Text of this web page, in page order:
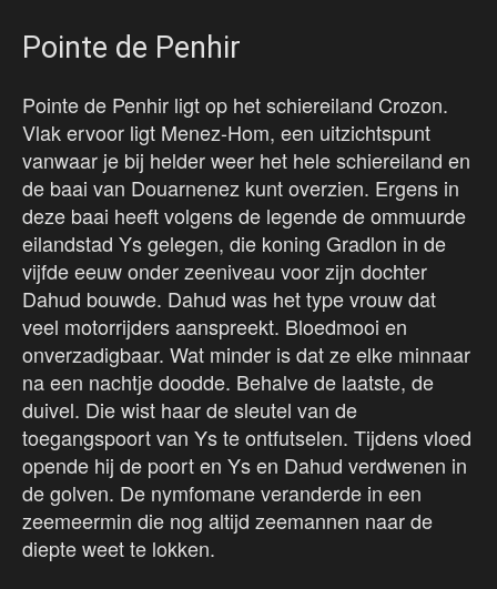
Pointe de Penhir
Pointe de Penhir ligt op het schiereiland Crozon.
Vlak ervoor ligt Menez-Hom, een uitzichtspunt
vanwaar je bij helder weer het hele schiereiland en
de baai van Douarnenez kunt overzien. Ergens in
deze baai heeft volgens de legende de ommuurde
eilandstad Ys gelegen, die koning Gradlon in de
vijfde eeuw onder zeeniveau voor zijn dochter
Dahud bouwde. Dahud was het type vrouw dat
veel motorrijders aanspreekt. Bloedmooi en
onverzadigbaar. Wat minder is dat ze elke minnaar
na een nachtje doodde. Behalve de laatste, de
duivel. Die wist haar de sleutel van de
toegangspoort van Ys te ontfutselen. Tijdens vloed
opende hij de poort en Ys en Dahud verdwenen in
de golven. De nymfomane veranderde in een
zeemeermin die nog altijd zeemannen naar de
diepte weet te lokken.